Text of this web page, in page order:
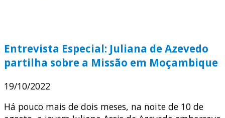
Entrevista Especial: Juliana de Azevedo
partilha sobre a Missão em Moçambique
19/10/2022
Há pouco mais de dois meses, na noite de 10 de